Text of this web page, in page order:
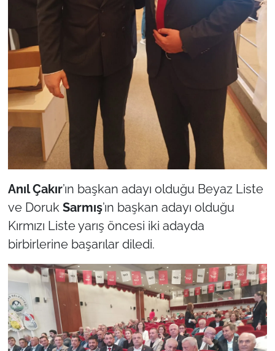
Anıl Çakır’ın başkan adayı olduğu Beyaz Liste
ve DorukSarmış’ın başkan adayı olduğu
Kırmızı Liste yarış öncesi iki adayda
birbirlerine başarılar diledi.
Bilim Teknoloji
English News
Canlı Maç
Finans
Genel-A
Gündem-Eğitim